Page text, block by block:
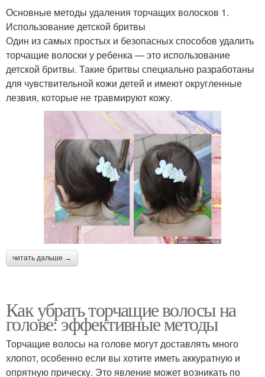
Основные методы удаления торчащих волосков 1.
Использование детской бритвы
Один из самых простых и безопасных способов удалить
торчащие волоски у ребенка — это использование
детской бритвы. Такие бритвы специально разработаны
для чувствительной кожи детей и имеют округленные
лезвия, которые не травмируют кожу.
читать дальше →
Как убрать торчащие волосы на
голове: эффективные методы
Торчащие волосы на голове могут доставлять много
хлопот, особенно если вы хотите иметь аккуратную и
опрятную прическу. Это явление может возникать по